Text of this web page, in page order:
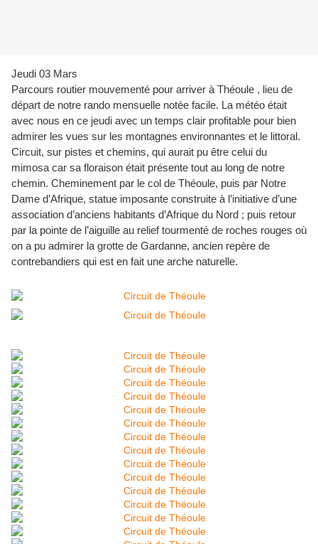
Jeudi 03 Mars
Parcours routier mouvementé pour arriver à Théoule , lieu de
départ de notre rando mensuelle notée facile. La météo était
avec nous en ce jeudi avec un temps clair profitable pour bien
admirer les vues sur les montagnes environnantes et le littoral.
Circuit, sur pistes et chemins, qui aurait pu être celui du
mimosa car sa floraison était présente tout au long de notre
chemin. Cheminement par le col de Théoule, puis par Notre
Dame d’Afrique, statue imposante construite à l’initiative d’une
association d’anciens habitants d’Afrique du Nord ; puis retour
par la pointe de l’aiguille au relief tourmenté de roches rouges où
on a pu admirer la grotte de Gardanne, ancien repère de
contrebandiers qui est en fait une arche naturelle.